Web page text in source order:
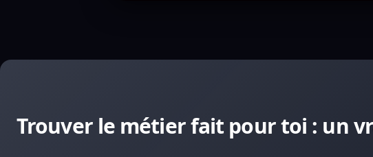
Trouver le métier fait pour toi : un